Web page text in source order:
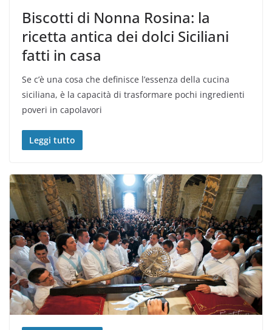
Biscotti di Nonna Rosina: la
ricetta antica dei dolci Siciliani
fatti in casa
Se c’è una cosa che definisce l’essenza della cucina
siciliana, è la capacità di trasformare pochi ingredienti
poveri in capolavori
Leggi tutto